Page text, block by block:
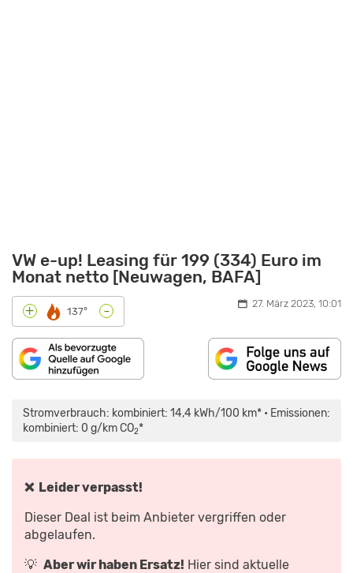
VW e-up! Leasing für 199 (334) Euro im
Monat netto [Neuwagen, BAFA]
+ 137° - 27. März 2023, 10:01
Stromverbrauch: kombiniert: 14,4 kWh/100 km* • Emissionen:
kombiniert: 0 g/km CO2*
❌ Leider verpasst!
Dieser Deal ist beim Anbieter vergriffen oder
abgelaufen.
💡 Aber wir haben Ersatz! Hier sind aktuelle
MAPS.GOOGLE.DE
ANZEIGEN
UP:
REICHT
DER
VW
TEST/REVIEW
AUTO
MOTOR
UND
SPORT“
YOUTUBE
ANZEIGEN